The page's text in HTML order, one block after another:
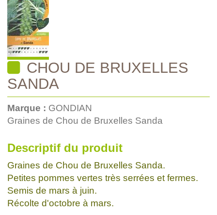
CHOU DE BRUXELLES
SANDA
Marque : GONDIAN
Graines de Chou de Bruxelles Sanda
Descriptif du produit
Graines de Chou de Bruxelles Sanda.
Petites pommes vertes très serrées et fermes.
Semis de mars à juin.
Récolte d'octobre à mars.